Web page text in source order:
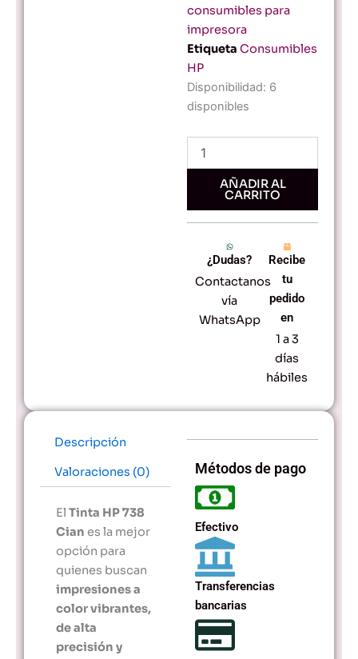
consumibles para
impresora
Etiqueta Consumibles
HP
Disponibilidad: 6
disponibles
Tinta
HP
738
300
676M6A
para
Impresoras
DesignJet
cantidad
AÑADIR AL
CARRITO
¿Dudas?
Contactanos
vía
WhatsApp
Recibe
tu
pedido
en
1 a 3
días
hábiles
Descripción
Valoraciones (0)
El Tinta HP 738
Cian es la mejor
opción para
quienes buscan
impresiones a
color vibrantes,
de alta
precisión y
Métodos de pago
Efectivo
Transferencias
bancarias